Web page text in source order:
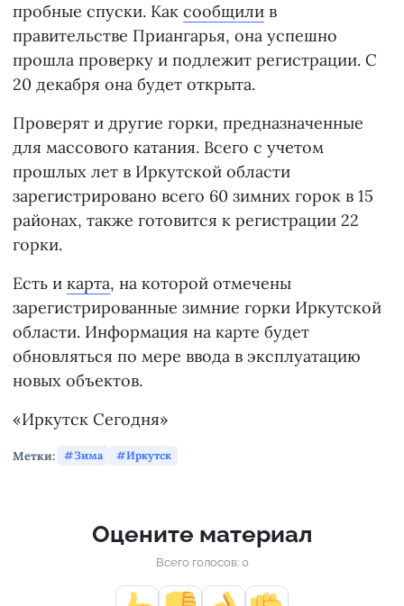
пробные спуски. Как сообщили в
правительстве Приангарья, она успешно
прошла проверку и подлежит регистрации. С
20 декабря она будет открыта.
Проверят и другие горки, предназначенные
для массового катания. Всего с учетом
прошлых лет в Иркутской области
зарегистрировано всего 60 зимних горок в 15
районах, также готовится к регистрации 22
горки.
Есть и карта, на которой отмечены
зарегистрированные зимние горки Иркутской
области. Информация на карте будет
обновляться по мере ввода в эксплуатацию
новых объектов.
«Иркутск Сегодня»
Метки: Зима Иркутск
Оцените материал
Всего голосов: 0